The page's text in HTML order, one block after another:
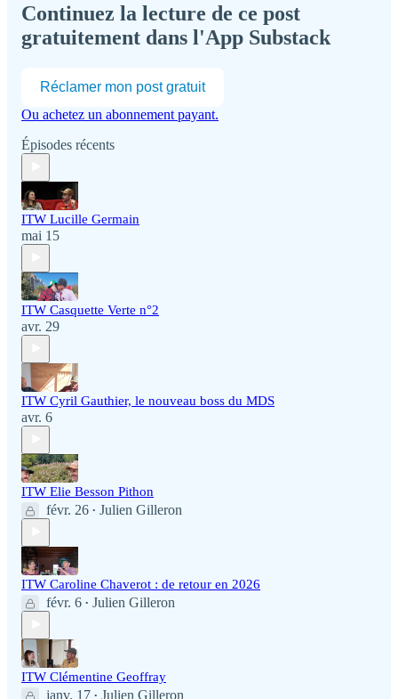
Continuez la lecture de ce post
gratuitement dans l'App Substack
Réclamer mon post gratuit
Ou achetez un abonnement payant.
Épisodes récents
ITW Lucille Germain
mai 15
ITW Casquette Verte n°2
avr. 29
ITW Cyril Gauthier, le nouveau boss du MDS
avr. 6
ITW Elie Besson Pithon
févr. 26 • Julien Gilleron
ITW Caroline Chaverot : de retour en 2026
févr. 6 • Julien Gilleron
ITW Clémentine Geoffray
janv. 17 • Julien Gilleron